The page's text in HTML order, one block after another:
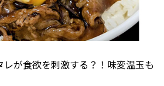
が食欲を刺激する？！味変温玉も